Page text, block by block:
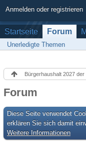
Anmelden oder registrieren
Startseite Forum
Unerledigte Themen
Bürgerhaushalt 2027
Forum
Diese Seite verwendet
erklären Sie sich damit
Weitere Informationen